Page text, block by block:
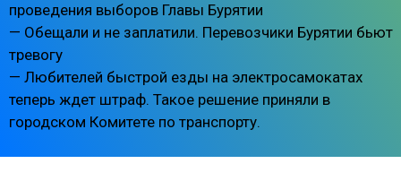
проведения выборов Главы Бурятии
— Обещали и не заплатили. Перевозчики Бурятии бьют
тревогу
— Любителей быстрой езды на электросамокатах
теперь ждет штраф. Такое решение приняли в
городском Комитете по транспорту.